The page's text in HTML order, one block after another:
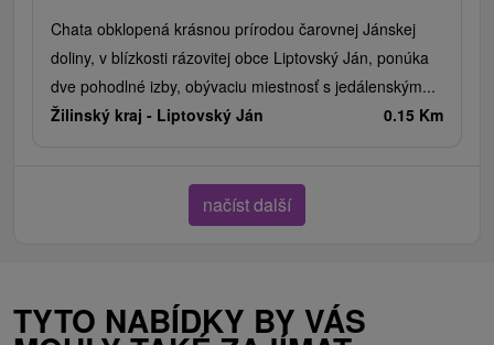
Chata obklopená krásnou prírodou čarovnej Jánskej
doliny, v blízkosti rázovitej obce Liptovský Ján, ponúka
dve pohodlné izby, obývaciu miestnosť s jedálenským...
Žilinský kraj - Liptovský Ján 0.15 Km
načíst další
TYTO NABÍDKY BY VÁS